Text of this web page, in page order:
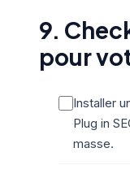
9.
pour
Installer
Plug in
masse.